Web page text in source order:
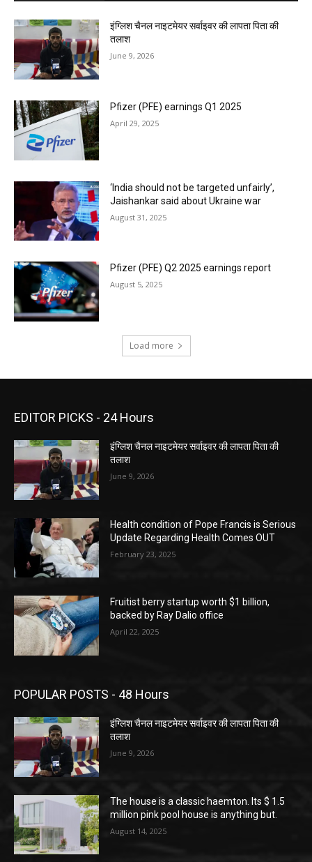
इंग्लिश चैनल नाइटमेयर सर्वाइवर की लापता पिता की
तलाश
June 9, 2026
Pfizer (PFE) earnings Q1 2025
April 29, 2025
‘India should not be targeted unfairly’,
Jaishankar said about Ukraine war
August 31, 2025
Pfizer (PFE) Q2 2025 earnings report
August 5, 2025
Load more
EDITOR PICKS - 24 Hours
इंग्लिश चैनल नाइटमेयर सर्वाइवर की लापता पिता की
तलाश
June 9, 2026
Health condition of Pope Francis is Serious
Update Regarding Health Comes OUT
February 23, 2025
Fruitist berry startup worth $1 billion,
backed by Ray Dalio office
April 22, 2025
POPULAR POSTS - 48 Hours
इंग्लिश चैनल नाइटमेयर सर्वाइवर की लापता पिता की
तलाश
June 9, 2026
The house is a classic haemton. Its $ 1.5
million pink pool house is anything but.
August 14, 2025